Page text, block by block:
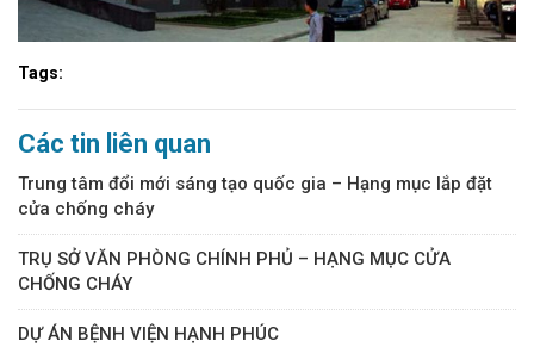
Tags:
Các tin liên quan
Trung tâm đổi mới sáng tạo quốc gia – Hạng mục lắp đặt
cửa chống cháy
TRỤ SỞ VĂN PHÒNG CHÍNH PHỦ – HẠNG MỤC CỬA
CHỐNG CHÁY
DỰ ÁN BỆNH VIỆN HẠNH PHÚC